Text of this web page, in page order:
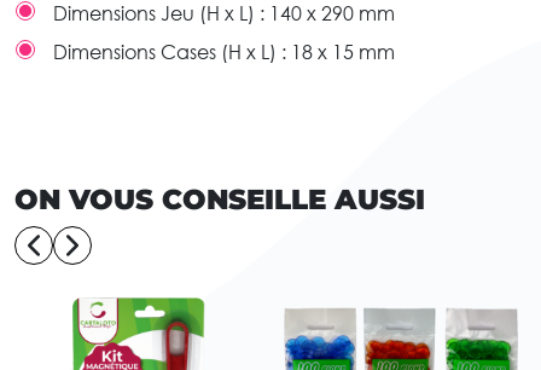
Dimensions Jeu (H x L) : 140 x 290 mm
Dimensions Cases (H x L) : 18 x 15 mm
ON VOUS CONSEILLE AUSSI